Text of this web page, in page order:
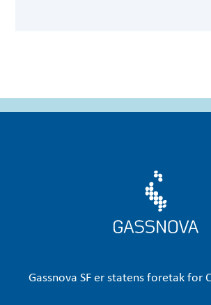
Gassnova SF er statens foretak for